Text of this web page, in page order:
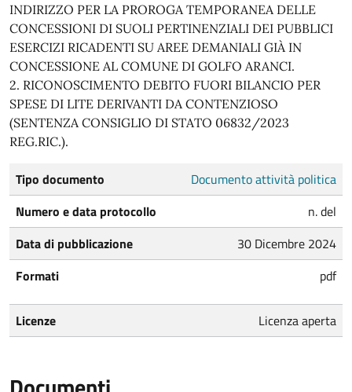
INDIRIZZO PER LA PROROGA TEMPORANEA DELLE
CONCESSIONI DI SUOLI PERTINENZIALI DEI PUBBLICI
ESERCIZI RICADENTI SU AREE DEMANIALI GIÀ IN
CONCESSIONE AL COMUNE DI GOLFO ARANCI.
2. RICONOSCIMENTO DEBITO FUORI BILANCIO PER
SPESE DI LITE DERIVANTI DA CONTENZIOSO
(SENTENZA CONSIGLIO DI STATO 06832/2023
REG.RIC.).
Tipo documento
Documento attività politica
Numero e data protocollo
n. del
Data di pubblicazione
30 Dicembre 2024
Formati
pdf
Licenze Licenza aperta